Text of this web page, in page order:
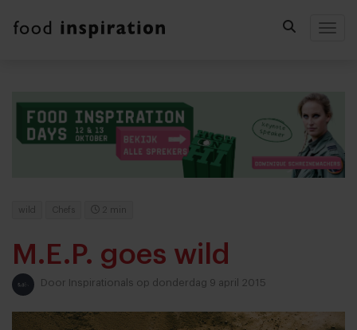
wild Chefs 2 min
M.E.P. goes wild
Door Inspirationals op donderdag 9 april 2015